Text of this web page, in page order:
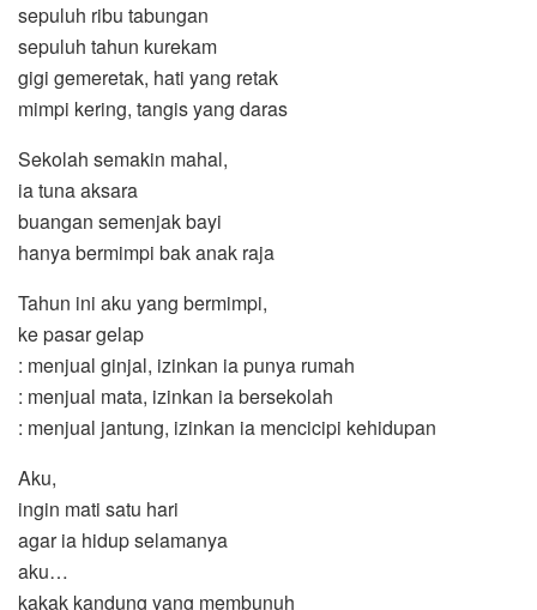
sepuluh ribu tabungan
sepuluh tahun kurekam
gigi gemeretak, hati yang retak
mimpi kering, tangis yang daras
Sekolah semakin mahal,
ia tuna aksara
buangan semenjak bayi
hanya bermimpi bak anak raja
Tahun ini aku yang bermimpi,
ke pasar gelap
: menjual ginjal, izinkan ia punya rumah
: menjual mata, izinkan ia bersekolah
: menjual jantung, izinkan ia mencicipi kehidupan
Aku,
ingin mati satu hari
agar ia hidup selamanya
aku…
kakak kandung yang membunuh